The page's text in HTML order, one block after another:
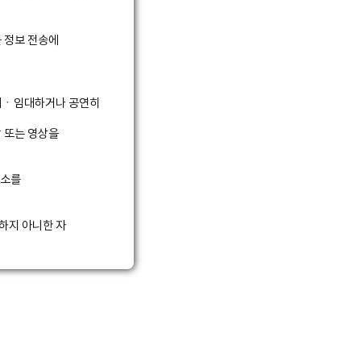
보 전송에
임대하거나 공연히
는 영상을
를
지 아니한 자